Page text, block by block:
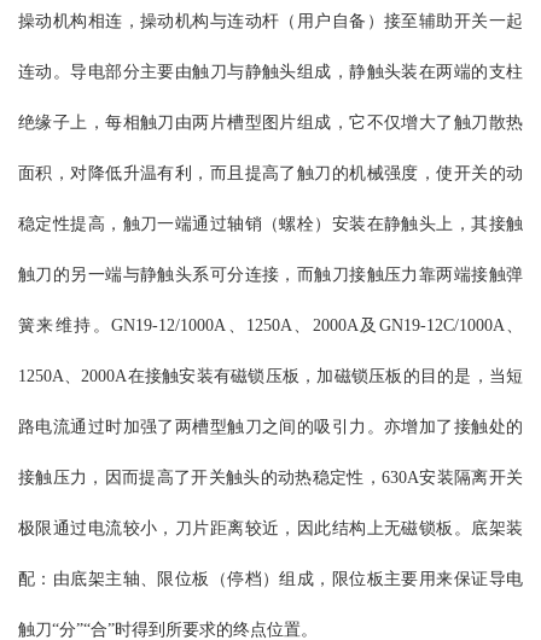
操动机构相连，操动机构与连动杆（用户自备）接至辅助开关一起
连动。导电部分主要由触刀与静触头组成，静触头装在两端的支柱
绝缘子上，每相触刀由两片槽型图片组成，它不仅增大了触刀散热
面积，对降低升温有利，而且提高了触刀的机械强度，使开关的动
稳定性提高，触刀一端通过轴销（螺栓）安装在静触头上，其接触
触刀的另一端与静触头系可分连接，而触刀接触压力靠两端接触弹
簧来维持。GN19-12/1000A、1250A、2000A及GN19-12C/1000A、
1250A、2000A在接触安装有磁锁压板，加磁锁压板的目的是，当短
路电流通过时加强了两槽型触刀之间的吸引力。亦增加了接触处的
接触压力，因而提高了开关触头的动热稳定性，630A安装隔离开关
极限通过电流较小，刀片距离较近，因此结构上无磁锁板。底架装
配：由底架主轴、限位板（停档）组成，限位板主要用来保证导电
触刀“分”“合”时得到所要求的终点位置。